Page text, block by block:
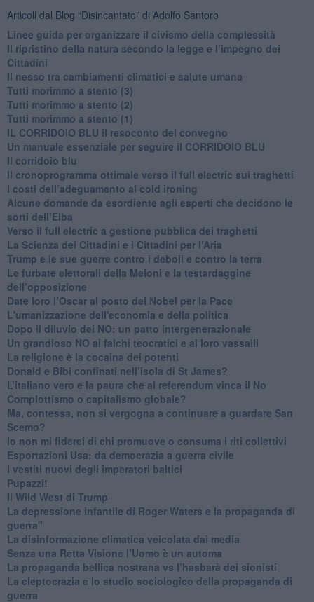
Articoli dal Blog “Disincantato” di Adolfo Santoro
​Linee guida per organizzare il civismo della complessità
​Il ripristino della natura secondo la legge e l’impegno dei
Cittadini
Il nesso tra cambiamenti climatici e salute umana
Tutti morimmo a stento (3)
Tutti morimmo a stento (2)
​Tutti morimmo a stento (1)
IL CORRIDOIO BLU il resoconto del convegno
Un manuale essenziale per seguire il CORRIDOIO BLU
Il corridoio blu
​Il cronoprogramma ottimale verso il full electric sui traghetti
​I costi dell’adeguamento al cold ironing
Alcune domande da esordiente agli esperti che decidono le
sorti dell’Elba
Verso il full electric a gestione pubblica dei traghetti​
​La Scienza dei Cittadini e i Cittadini per l’Aria
Trump e le sue guerre contro i deboli e contro la terra
​Le furbate elettorali della Meloni e la testardaggine
dell’opposizione
​Date loro l’Oscar al posto del Nobel per la Pace
L'umanizzazione dell'economia e della politica
​Dopo il diluvio dei NO: un patto intergenerazionale
​Un grandioso NO ai falchi teocratici e ai loro vassalli
La religione è la cocaina dei potenti
Donald e Bibi confinati nell’isola di St James?
L’italiano vero e la paura che al referendum vinca il No
​Complottismo o capitalismo globale?
​Ma, contessa, non si vergogna a continuare a guardare San
Scemo?
​Io non mi fiderei di chi promuove o consuma i riti collettivi
Esportazioni Usa: da democrazia a guerra civile
​I vestiti nuovi degli imperatori baltici
​Pupazzi!
​Il Wild West di Trump
​La depressione infantile di Roger Waters e la propaganda di
guerra"
​La disinformazione climatica veicolata dai media
Senza una Retta Visione l’Uomo è un automa
​La propaganda bellica nostrana vs l’hasbarà dei sionisti
​La cleptocrazia e lo studio sociologico della propaganda di
guerra